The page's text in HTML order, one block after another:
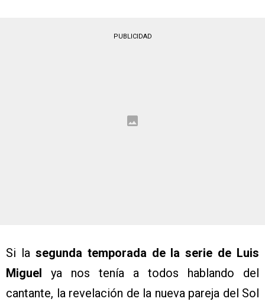
PUBLICIDAD
Si la segunda temporada de la serie de Luis
Miguel ya nos tenía a todos hablando del
cantante, la revelación de la nueva pareja del Sol